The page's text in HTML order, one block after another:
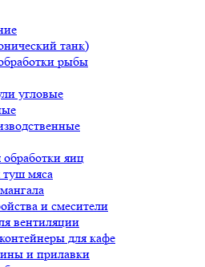
танк)
рыбы
угловые
яиц
мяса
и смесители
вентиляции
для кафе
и прилавки